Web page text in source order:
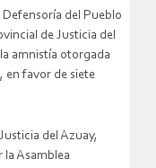
del Pueblo
de Justicia del
amnistía otorgada
en favor de siete
del Azuay,
Asamblea